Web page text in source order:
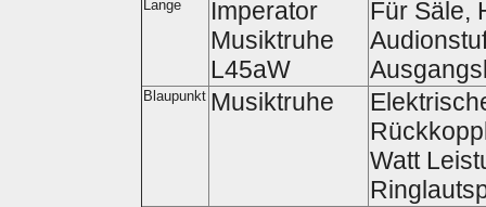
Lange
Imperator
Musiktruhe
L45aW
Für Säle,
Blaupunkt Musiktruhe
Watt